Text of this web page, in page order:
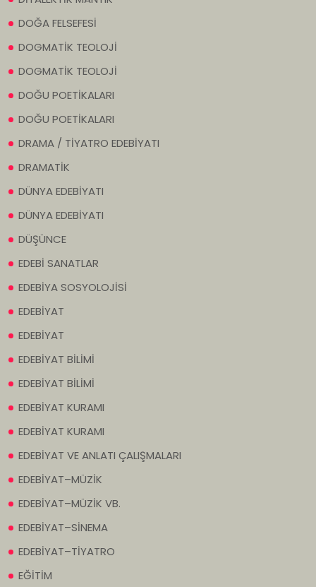
DOĞA FELSEFESİ
DOGMATİK TEOLOJİ
DOGMATİK TEOLOJİ
DOĞU POETİKALARI
DOĞU POETİKALARI
DRAMA / TİYATRO EDEBİYATI
DRAMATİK
DÜNYA EDEBİYATI
DÜNYA EDEBİYATI
DÜŞÜNCE
EDEBİ SANATLAR
EDEBİYA SOSYOLOJİSİ
EDEBİYAT
EDEBİYAT
EDEBİYAT BİLİMİ
EDEBİYAT BİLİMİ
EDEBİYAT KURAMI
EDEBİYAT KURAMI
EDEBİYAT VE ANLATI ÇALIŞMALARI
EDEBİYAT–MÜZİK
EDEBİYAT–MÜZİK VB.
EDEBİYAT–SİNEMA
EDEBİYAT–TİYATRO
EĞİTİM